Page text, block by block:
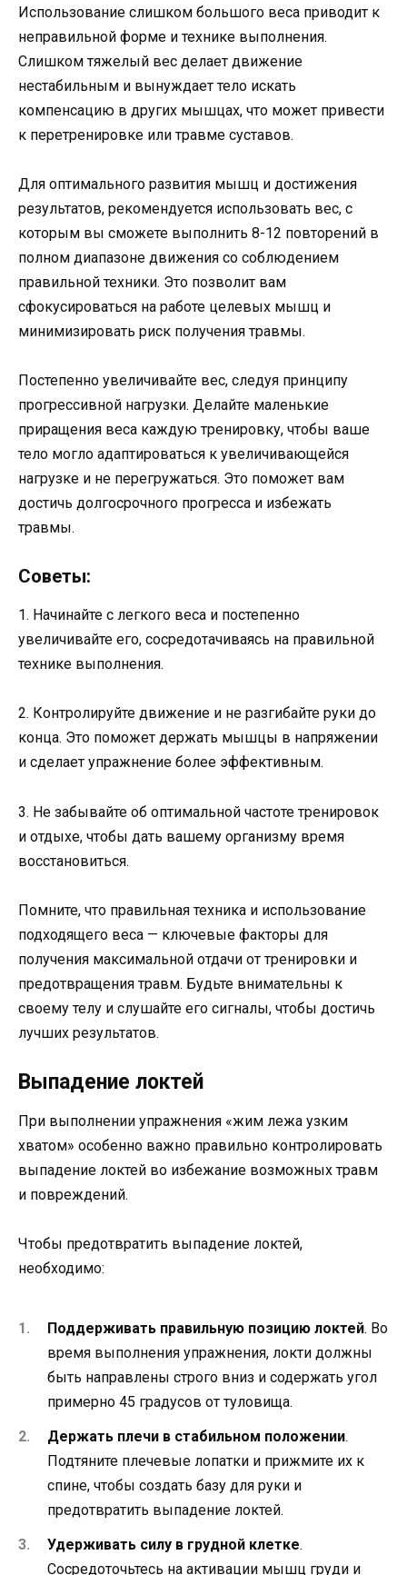
Использование слишком большого веса приводит к
неправильной форме и технике выполнения.
Слишком тяжелый вес делает движение
нестабильным и вынуждает тело искать
компенсацию в других мышцах, что может привести
к перетренировке или травме суставов.
Для оптимального развития мышц и достижения
результатов, рекомендуется использовать вес, с
которым вы сможете выполнить 8-12 повторений в
полном диапазоне движения со соблюдением
правильной техники. Это позволит вам
сфокусироваться на работе целевых мышц и
минимизировать риск получения травмы.
Постепенно увеличивайте вес, следуя принципу
прогрессивной нагрузки. Делайте маленькие
приращения веса каждую тренировку, чтобы ваше
тело могло адаптироваться к увеличивающейся
нагрузке и не перегружаться. Это поможет вам
достичь долгосрочного прогресса и избежать
травмы.
Советы:
1. Начинайте с легкого веса и постепенно
увеличивайте его, сосредотачиваясь на правильной
технике выполнения.
2. Контролируйте движение и не разгибайте руки до
конца. Это поможет держать мышцы в напряжении
и сделает упражнение более эффективным.
3. Не забывайте об оптимальной частоте тренировок
и отдыхе, чтобы дать вашему организму время
восстановиться.
Помните, что правильная техника и использование
подходящего веса — ключевые факторы для
получения максимальной отдачи от тренировки и
предотвращения травм. Будьте внимательны к
своему телу и слушайте его сигналы, чтобы достичь
лучших результатов.
Выпадение локтей
При выполнении упражнения «жим лежа узким
хватом» особенно важно правильно контролировать
выпадение локтей во избежание возможных травм
и повреждений.
Чтобы предотвратить выпадение локтей,
необходимо:
Поддерживать правильную позицию локтей. Во
время выполнения упражнения, локти должны
быть направлены строго вниз и содержать угол
примерно 45 градусов от туловища.
Держать плечи в стабильном положении.
Подтяните плечевые лопатки и прижмите их к
спине, чтобы создать базу для руки и
предотвратить выпадение локтей.
Удерживать силу в грудной клетке.
Сосредоточьтесь на активации мышц груди и